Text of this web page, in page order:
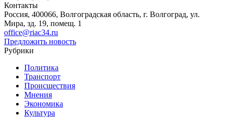
Контакты
Россия, 400066, Волгоградская область, г. Волгоград, ул.
Мира, зд. 19, помещ. 1
office@riac34.ru
Предложить новость
Рубрики
Политика
Транспорт
Происшествия
Мнения
Экономика
Культура